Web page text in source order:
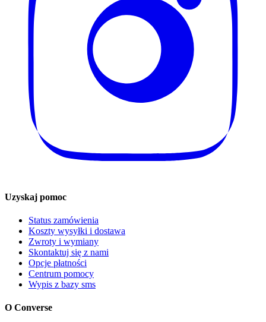
Uzyskaj pomoc
Status zamówienia
Koszty wysyłki i dostawa
Zwroty i wymiany
Skontaktuj się z nami
Opcje płatności
Centrum pomocy
Wypis z bazy sms
O Converse